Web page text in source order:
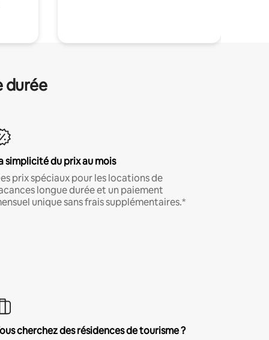
durée
simplicité du prix au mois
prix spéciaux pour les locations de
longue durée et un paiement
unique sans frais supplémentaires.*
cherchez des résidences de tourisme ?